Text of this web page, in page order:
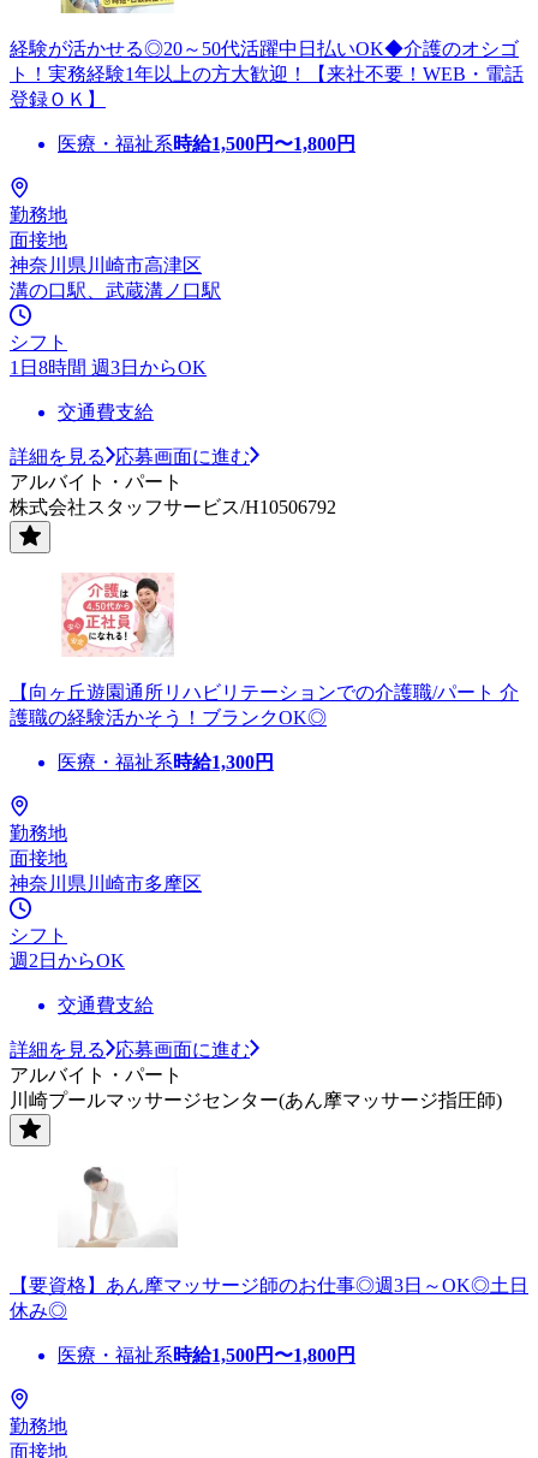
経験が活かせる◎20～50代活躍中日払いOK◆介護のオシゴ
ト！実務経験1年以上の方大歓迎！【来社不要！WEB・電話
登録ＯＫ】
医療・福祉系時給1,500円〜1,800円
勤務地
面接地
神奈川県川崎市高津区
溝の口駅、武蔵溝ノ口駅
シフト
1日8時間 週3日からOK
交通費支給
詳細を見る
応募画面に進む
アルバイト・パート
株式会社スタッフサービス/H10506792
【向ヶ丘遊園通所リハビリテーションでの介護職/パート 介
護職の経験活かそう！ブランクOK◎
医療・福祉系時給1,300円
勤務地
面接地
神奈川県川崎市多摩区
シフト
週2日からOK
交通費支給
詳細を見る
応募画面に進む
アルバイト・パート
川崎プールマッサージセンター(あん摩マッサージ指圧師)
【要資格】あん摩マッサージ師のお仕事◎週3日～OK◎土日
休み◎
医療・福祉系時給1,500円〜1,800円
勤務地
面接地